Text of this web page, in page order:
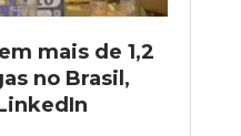
mais de 1,2
no Brasil,